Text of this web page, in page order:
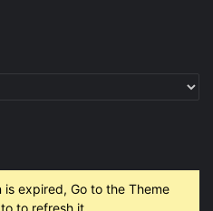
expired, Go to the Theme
to refresh it.